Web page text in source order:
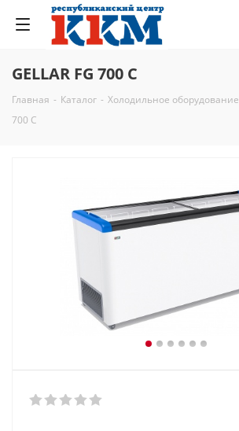
GELLAR FG 700 C
Главная - Каталог - Холодильное оборудование
700 C